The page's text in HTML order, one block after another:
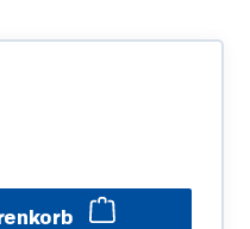
Wert